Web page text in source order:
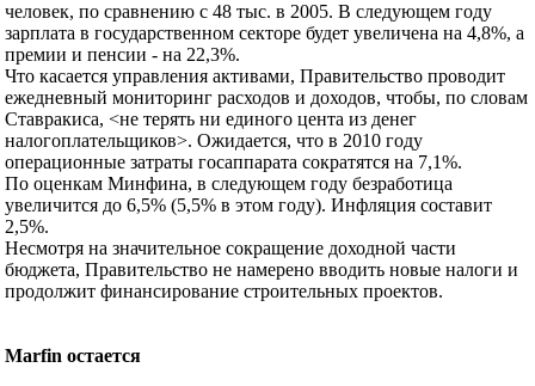
человек, по сравнению с 48 тыс. в 2005. В следующем году
зарплата в государственном секторе будет увеличена на 4,8%, а
премии и пенсии - на 22,3%.
Что касается управления активами, Правительство проводит
ежедневный мониторинг расходов и доходов, чтобы, по словам
Ставракиса, <не терять ни единого цента из денег
налогоплательщиков>. Ожидается, что в 2010 году
операционные затраты госаппарата сократятся на 7,1%.
По оценкам Минфина, в следующем году безработица
увеличится до 6,5% (5,5% в этом году). Инфляция составит
2,5%.
Несмотря на значительное сокращение доходной части
бюджета, Правительство не намерено вводить новые налоги и
продолжит финансирование строительных проектов.
Marfin остается